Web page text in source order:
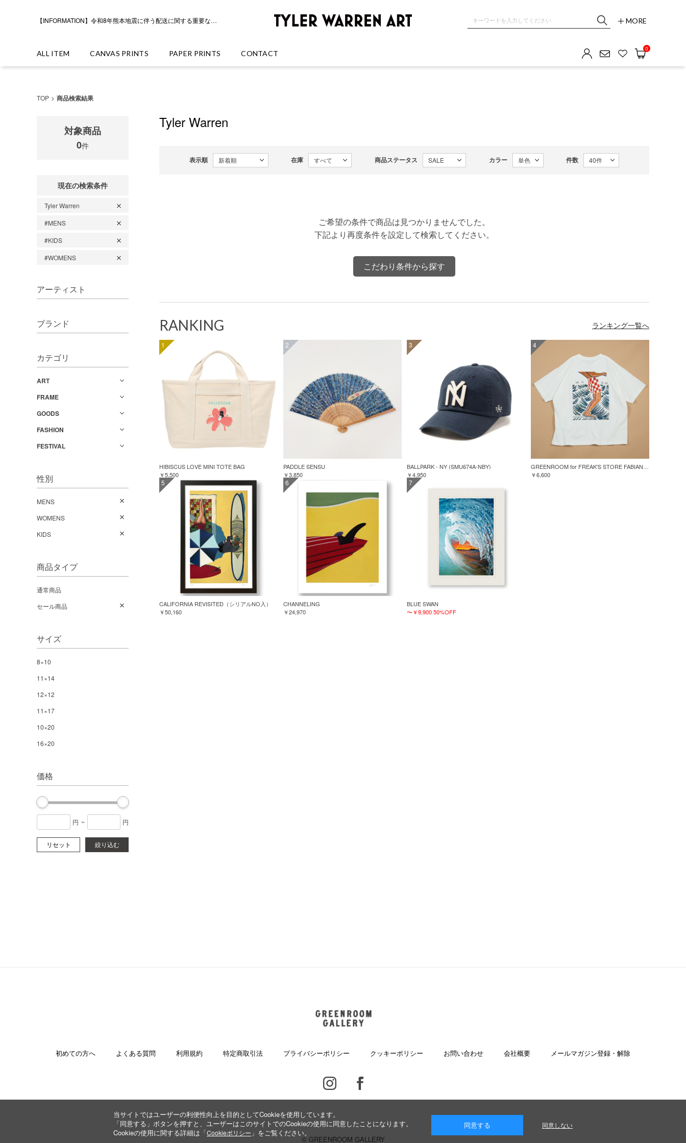
【INFORMATION】令和8年熊本地震に伴う配送に関する重要なお知らせ GREENROOM GALLERY MORE
ALL ITEM CANVAS PRINTS PAPER PRINTS CONTACT
0
TOP 商品検索結果
対象商品
0件
現在の検索条件
Tyler Warren
#MENS
#KIDS
#WOMENS
アーティスト
ブランド
カテゴリ
ART
FRAME
GOODS
FASHION
FESTIVAL
性別
MENS
WOMENS
KIDS
商品タイプ
通常商品
セール商品
サイズ
8×10
11×14
12×12
11×17
10×20
16×20
価格
円 ~ 円
リセット 絞り込む
Tyler Warren
表示順 在庫 商品ステータス カラー 件数
ご希望の条件で商品は見つかりませんでした。
下記より再度条件を設定して検索してください。
こだわり条件から探す
RANKING ランキング一覧へ
1
HIBISCUS LOVE MINI TOTE BAG
￥5,500
2
PADDLE SENSU
￥3,850
3
BALLPARK - NY (SMU674A-NBY)
￥4,950
4
GREENROOM for FREAK'S STORE FABIAN LAVATER S/S TEE
￥6,600
5
CALIFORNIA REVISITED（シリアルNO入）
￥50,160
6
CHANNELING
￥24,970
7
BLUE SWAN
〜￥9,90050%OFF
初めての方へ よくある質問 利用規約 特定商取引法 プライバシーポリシー クッキーポリシー お問い合わせ 会社概要 メールマガジン登録・解除
InstagramFacebook
© GREENROOM GALLERY
当サイトではユーザーの利便性向上を目的としてCookieを使用しています。
「同意する」ボタンを押すと、ユーザーはこのサイトでのCookieの使用に同意したことになります。
Cookieの使用に関する詳細は「Cookieポリシー 」をご覧ください。
同意する 同意しない